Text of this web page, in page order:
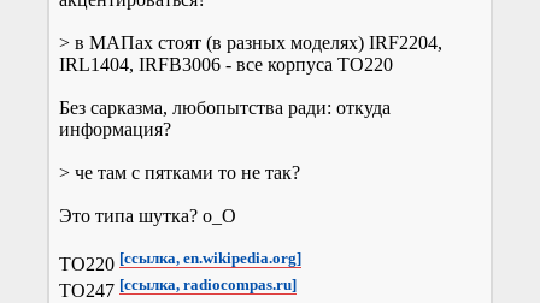
> в МАПах стоят (в разных моделях) IRF2204,
IRL1404, IRFB3006 - все корпуса TO220
Без сарказма, любопытства ради: откуда
информация?
> че там с пятками то не так?
Это типа шутка? о_О
ТО220 [ссылка, en.wikipedia.org]
ТО247 [ссылка, radiocompas.ru]